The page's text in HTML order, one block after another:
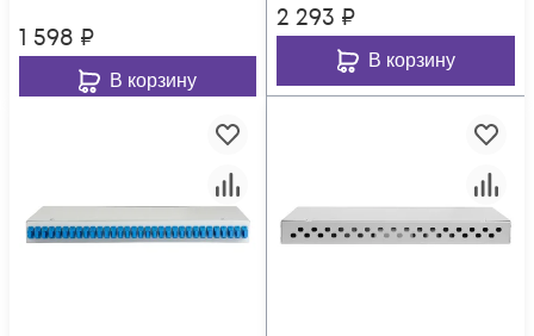
1 598 ₽
В корзину
2 293 ₽
В корзину